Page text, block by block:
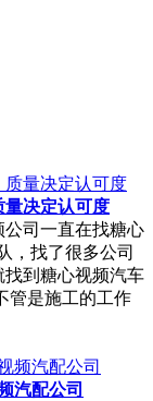
量决定认可度
频公司一直在找糖心
，找了很多公司
找到糖心视频汽车
不管是施工的工作
汽配公司